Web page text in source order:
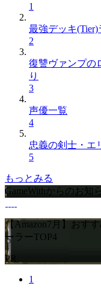
1
最強デッキ
2
復讐ヴァンプの
り
3
声優一覧
4
忠義の剣士・エ
5
もっとみる
GameWithからのお知
【Amazon7月】おす
ーラーTOP4
PR
1